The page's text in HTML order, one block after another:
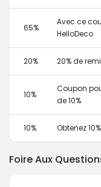
65%
Avec ce
HelloDeco
20% 20% de
10%
Coupon
de 10%
10% Obtenez
Foire Aux